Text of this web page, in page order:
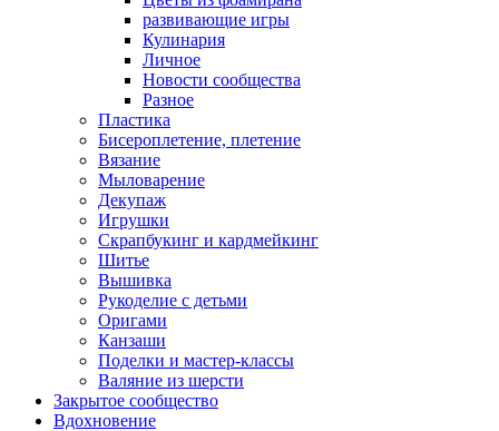
развивающие игры
Кулинария
Личное
Новости сообщества
Разное
Пластика
Бисероплетение, плетение
Вязание
Мыловарение
Декупаж
Игрушки
Скрапбукинг и кардмейкинг
Шитье
Вышивка
Рукоделие с детьми
Оригами
Канзаши
Поделки и мастер-классы
Валяние из шерсти
Закрытое сообщество
Вдохновение